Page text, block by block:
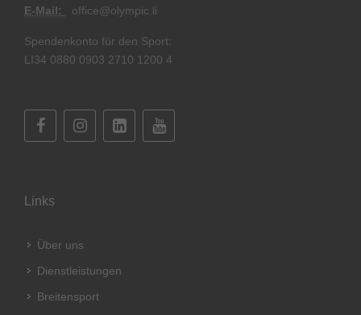
E-Mail:
office@olympic.li
Spendenkonto für den Sport:
LI34 0880 0903 2710 1200 4
Links
Über uns
Dienstleistungen
Breitensport